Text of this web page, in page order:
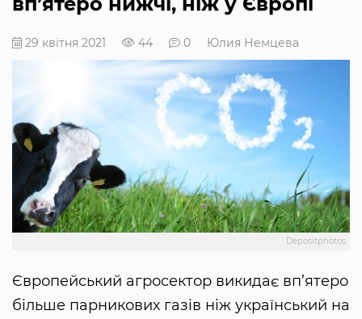
29 квітня 2021 44 0 Юлия Немцева
Depositphotos
Європейський агросектор викидає вп’ятеро
більше парникових газів ніж український на